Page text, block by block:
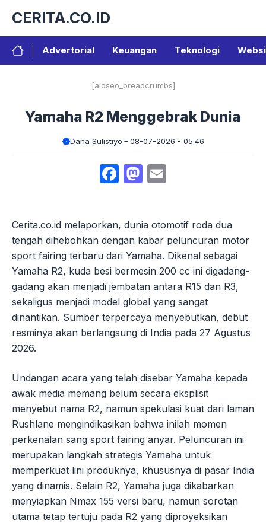
isi
CERITA.CO.ID
Advertorial Keuangan Teknologi
[aioseo_breadcrumbs]
Yamaha R2 Menggebrak Dunia
Dana Sulistiyo 08-07-2026 - 05.46
Facebook
Mastodon
Cerita.co.id melaporkan, dunia otomotif roda dua
tengah dihebohkan dengan kabar peluncuran motor
sport fairing terbaru dari Yamaha. Dikenal sebagai
Yamaha R2, kuda besi bermesin 200 cc ini digadang-
gadang akan menjadi jembatan antara R15 dan R3,
sekaligus menjadi model global yang sangat
dinantikan. Sumber terpercaya menyebutkan, debut
resminya akan berlangsung di India pada 27 Agustus
2026.
Undangan acara yang telah disebar Yamaha kepada
awak media memang belum secara eksplisit
menyebut nama R2, namun spekulasi kuat dari laman
Rushlane mengindikasikan bahwa inilah momen
perkenalan sang sport fairing anyar. Peluncuran ini
merupakan langkah strategis Yamaha untuk
memperkuat lini produknya, khususnya di pasar India
yang dinamis. Selain R2, Yamaha juga dikabarkan
menyiapkan Nmax 155 versi baru, namun sorotan
utama tetap tertuju pada R2 yang diproyeksikan